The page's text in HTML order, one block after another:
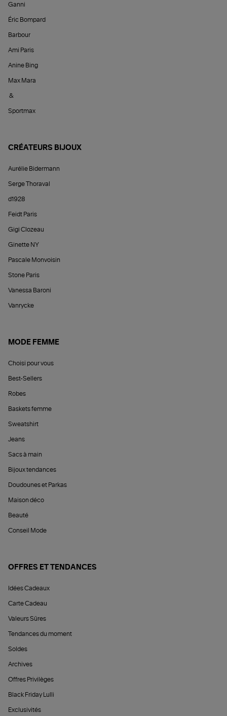
Ganni
Éric Bompard
Barbour
Ami Paris
Anine Bing
Max Mara
&
Sportmax
CRÉATEURS BIJOUX
Aurélie Bidermann
Serge Thoraval
d1928
Feidt Paris
Gigi Clozeau
Ginette NY
Pascale Monvoisin
Stone Paris
Vanessa Baroni
Vanrycke
MODE FEMME
Choisi pour vous
Best-Sellers
Robes
Baskets femme
Sweatshirt
Jeans
Sacs à main
Bijoux tendances
Doudounes et Parkas
Maison déco
Beauté
Conseil Mode
OFFRES ET TENDANCES
Idées Cadeaux
Carte Cadeau
Valeurs Sûres
Tendances du moment
Soldes
Archives
Offres Privilèges
Black Friday Lulli
Exclusivités